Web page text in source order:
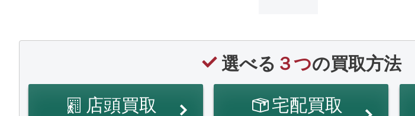
選べる ３つの買取方法
店頭買取 宅配買取